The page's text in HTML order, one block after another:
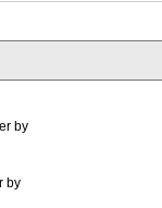
by
by